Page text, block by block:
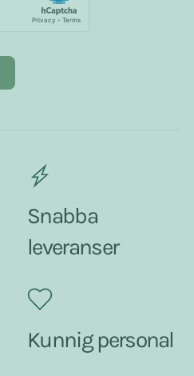
Snabba
leveranser
Kunnig personal